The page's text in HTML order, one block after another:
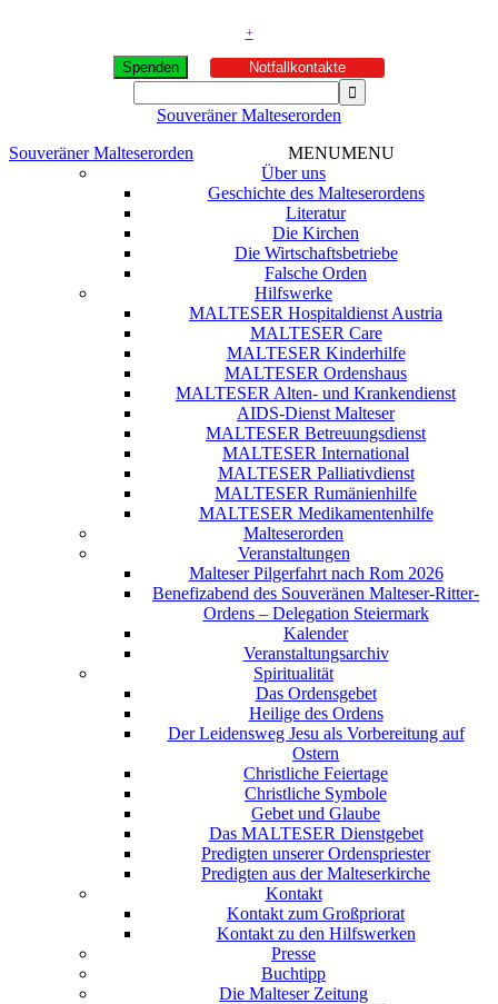
+
Spenden Notfallkontakte
Souveräner Malteserorden
Souveräner Malteserorden
MENUMENU
Über uns
Geschichte des Malteserordens
Literatur
Die Kirchen
Die Wirtschaftsbetriebe
Falsche Orden
Hilfswerke
MALTESER Hospitaldienst Austria
MALTESER Care
MALTESER Kinderhilfe
MALTESER Ordenshaus
MALTESER Alten- und Krankendienst
AIDS-Dienst Malteser
MALTESER Betreuungsdienst
MALTESER International
MALTESER Palliativdienst
MALTESER Rumänienhilfe
MALTESER Medikamentenhilfe
Malteserorden
Veranstaltungen
Malteser Pilgerfahrt nach Rom 2026
Benefizabend des Souveränen Malteser-Ritter-
Ordens – Delegation Steiermark
Kalender
Veranstaltungsarchiv
Spiritualität
Das Ordensgebet
Heilige des Ordens
Der Leidensweg Jesu als Vorbereitung auf
Ostern
Christliche Feiertage
Christliche Symbole
Gebet und Glaube
Das MALTESER Dienstgebet
Predigten unserer Ordenspriester
Predigten aus der Malteserkirche
Kontakt
Kontakt zum Großpriorat
Kontakt zu den Hilfswerken
Presse
Buchtipp
Die Malteser Zeitung